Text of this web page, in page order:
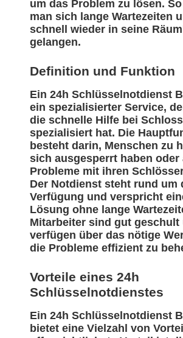
um das Problem zu lösen.
man sich lange Wartezeiten
schnell wieder in seine
gelangen.
Definition und Funktion
Ein 24h Schlüsselnotdienst
ein spezialisierter Service,
die schnelle Hilfe bei
spezialisiert hat. Die
besteht darin, Menschen zu
sich ausgesperrt haben oder
Probleme mit ihren
Der Notdienst steht rund um
Verfügung und verspricht
Lösung ohne lange
Mitarbeiter sind gut geschult
verfügen über das nötige
die Probleme effizient zu
Vorteile eines 24h
Schlüsselnotdienstes
Ein 24h Schlüsselnotdienst
bietet eine Vielzahl von